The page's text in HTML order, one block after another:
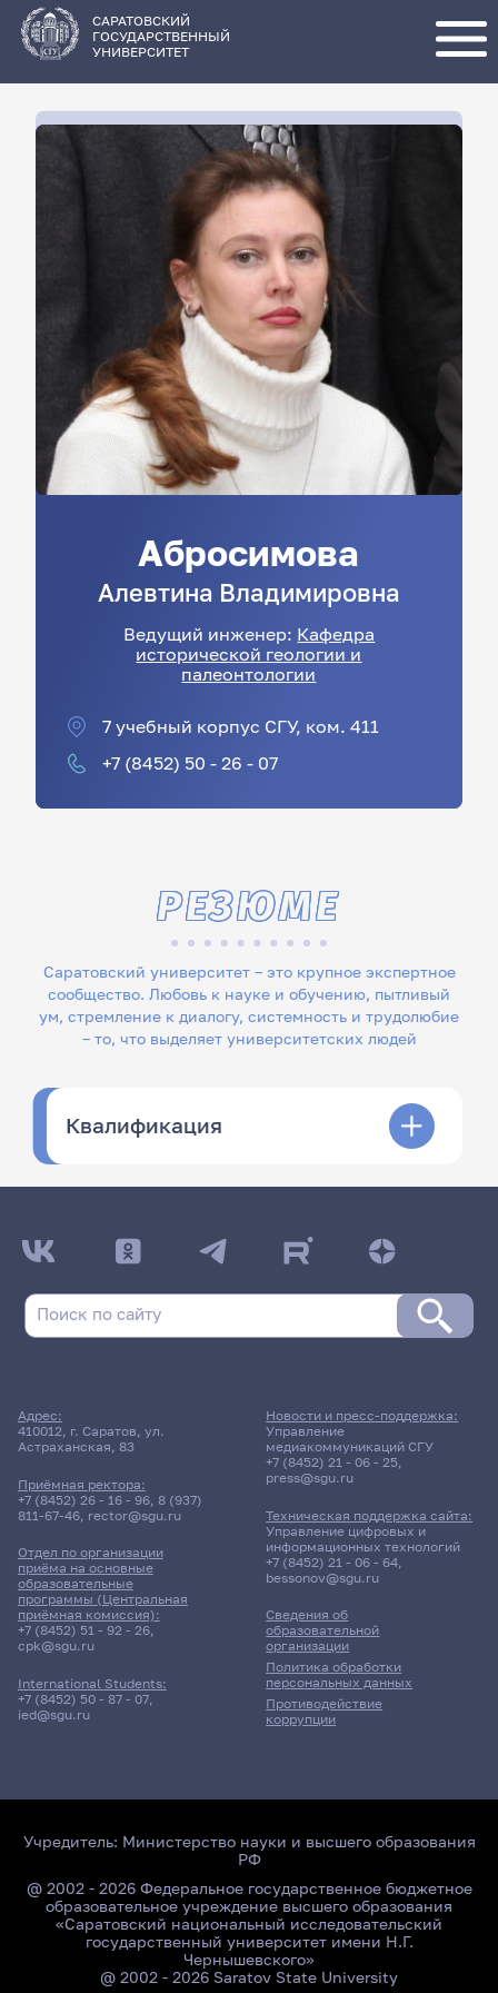
основному
содержанию
САРАТОВСКИЙ
ГОСУДАРСТВЕННЫЙ
УНИВЕРСИТЕТ
Абросимова
Алевтина Владимировна
Ведущий инженер: Кафедра
исторической геологии и
палеонтологии
7 учебный корпус СГУ, ком. 411
+7 (8452) 50 - 26 - 07
Саратовский университет – это крупное экспертное
сообщество. Любовь к науке и обучению, пытливый
ум, стремление к диалогу, системность и трудолюбие
– то, что выделяет университетских людей
РЕЗЮМЕ
Квалификация
Адрес:
410012, г. Саратов, ул.
Астраханская, 83
Приёмная ректора:
+7 (8452) 26 - 16 - 96, 8 (937)
811-67-46, rector@sgu.ru
Отдел по организации
приёма на основные
образовательные
программы (Центральная
приёмная комиссия):
+7 (8452) 51 - 92 - 26,
cpk@sgu.ru
International Students:
+7 (8452) 50 - 87 - 07,
ied@sgu.ru
Сведения об
образовательной
организации
Политика обработки
персональных данных
Противодействие
коррупции
Новости и пресс-поддержка:
Управление
медиакоммуникаций СГУ
+7 (8452) 21 - 06 - 25,
press@sgu.ru
Техническая поддержка сайта:
Управление цифровых и
информационных технологий
+7 (8452) 21 - 06 - 64,
bessonov@sgu.ru
Учредитель: Министерство науки и высшего образования
РФ
@ 2002 - 2026 Федеральное государственное бюджетное
образовательное учреждение высшего образования
«Саратовский национальный исследовательский
государственный университет имени Н.Г.
Чернышевского»
@ 2002 - 2026 Saratov State University